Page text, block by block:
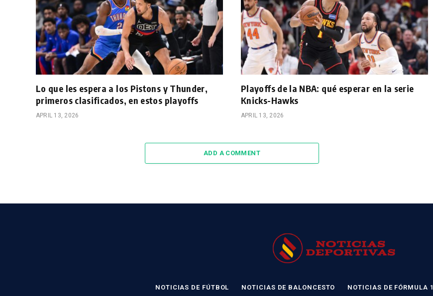
Lo que les espera a los Pistons y Thunder,
primeros clasificados, en estos playoffs
APRIL 13, 2026
Playoffs de la NBA: qué esperar en la serie
Knicks-Hawks
APRIL 13, 2026
ADD A COMMENT
NOTICIAS DE FÚTBOL NOTICIAS DE BALONCESTO NOTICIAS DE FÓRMULA 1